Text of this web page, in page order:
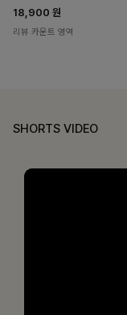
18,900 원
리뷰 카운트 영역
SHORTS VIDEO